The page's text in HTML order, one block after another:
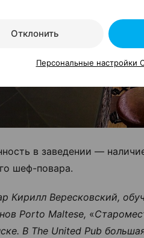
в заведении —
шеф-повара.
Кирилл Вересковский,
Porto Maltese, «
В The United Pub
Отклонить
Персональные настройки